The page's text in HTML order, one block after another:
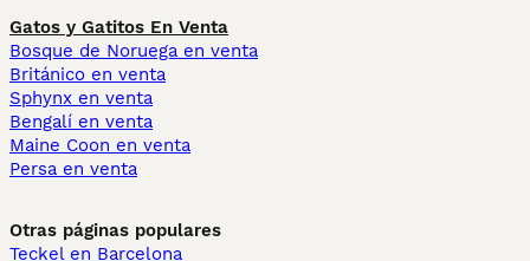
Gatos y Gatitos En Venta
Bosque de Noruega en venta
Británico en venta
Sphynx en venta
Bengalí en venta
Maine Coon en venta
Persa en venta
Otras páginas populares
Teckel en Barcelona